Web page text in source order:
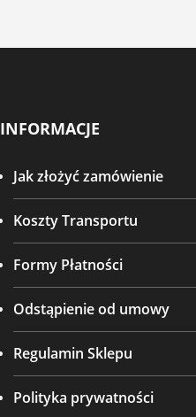
INFORMACJE
Jak złożyć zamówienie
Koszty Transportu
Formy Płatności
Odstąpienie od umowy
Regulamin Sklepu
Polityka prywatności